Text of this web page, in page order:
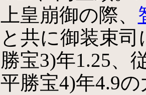
上皇崩御の際、
と共に御装束
勝宝3)年1.25、
平勝宝4)年4.9